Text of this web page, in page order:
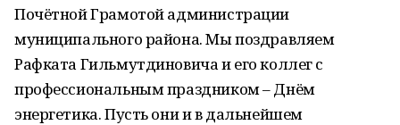
Почётной Грамотой администрации
муниципального района. Мы поздравляем
Рафката Гильмутдиновича и его коллег с
профессиональным праздником – Днём
энергетика. Пусть они и в дальнейшем